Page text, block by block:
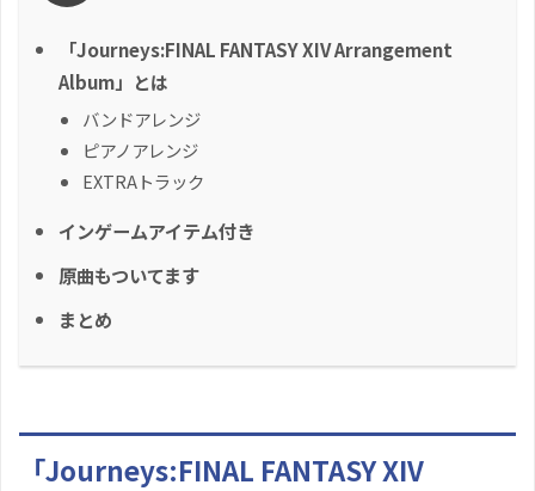
「Journeys:FINAL FANTASY XIV Arrangement
Album」とは
バンドアレンジ
ピアノアレンジ
EXTRAトラック
インゲームアイテム付き
原曲もついてます
まとめ
「Journeys:FINAL FANTASY XIV